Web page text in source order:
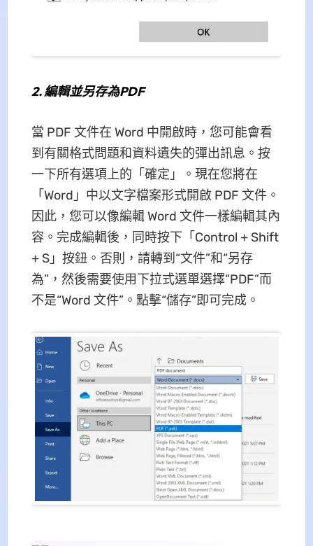
2.編輯並另存為PDF
當 PDF 文件在 Word 中開啟時，您可能會看
到有關格式問題和資料遺失的彈出訊息。按
一下所有選項上的「確定」。現在您將在
「Word」中以文字檔案形式開啟 PDF 文件。
因此，您可以像編輯 Word 文件一樣編輯其內
容。完成編輯後，同時按下「Control + Shift
+ S」按鈕。否則，請轉到“文件”和“另存
為”，然後需要使用下拉式選單選擇“PDF”而
不是“Word 文件”。點擊“儲存”即可完成。